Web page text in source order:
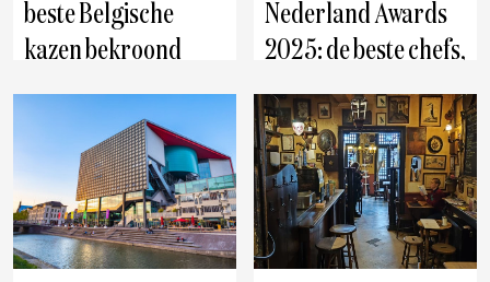
beste Belgische
kazen bekroond
tijdens de Belgian
Cheese Awards
Nederland Awards
2025: de beste chefs,
restaurants en
culinaire
ontdekkingen van
het jaar